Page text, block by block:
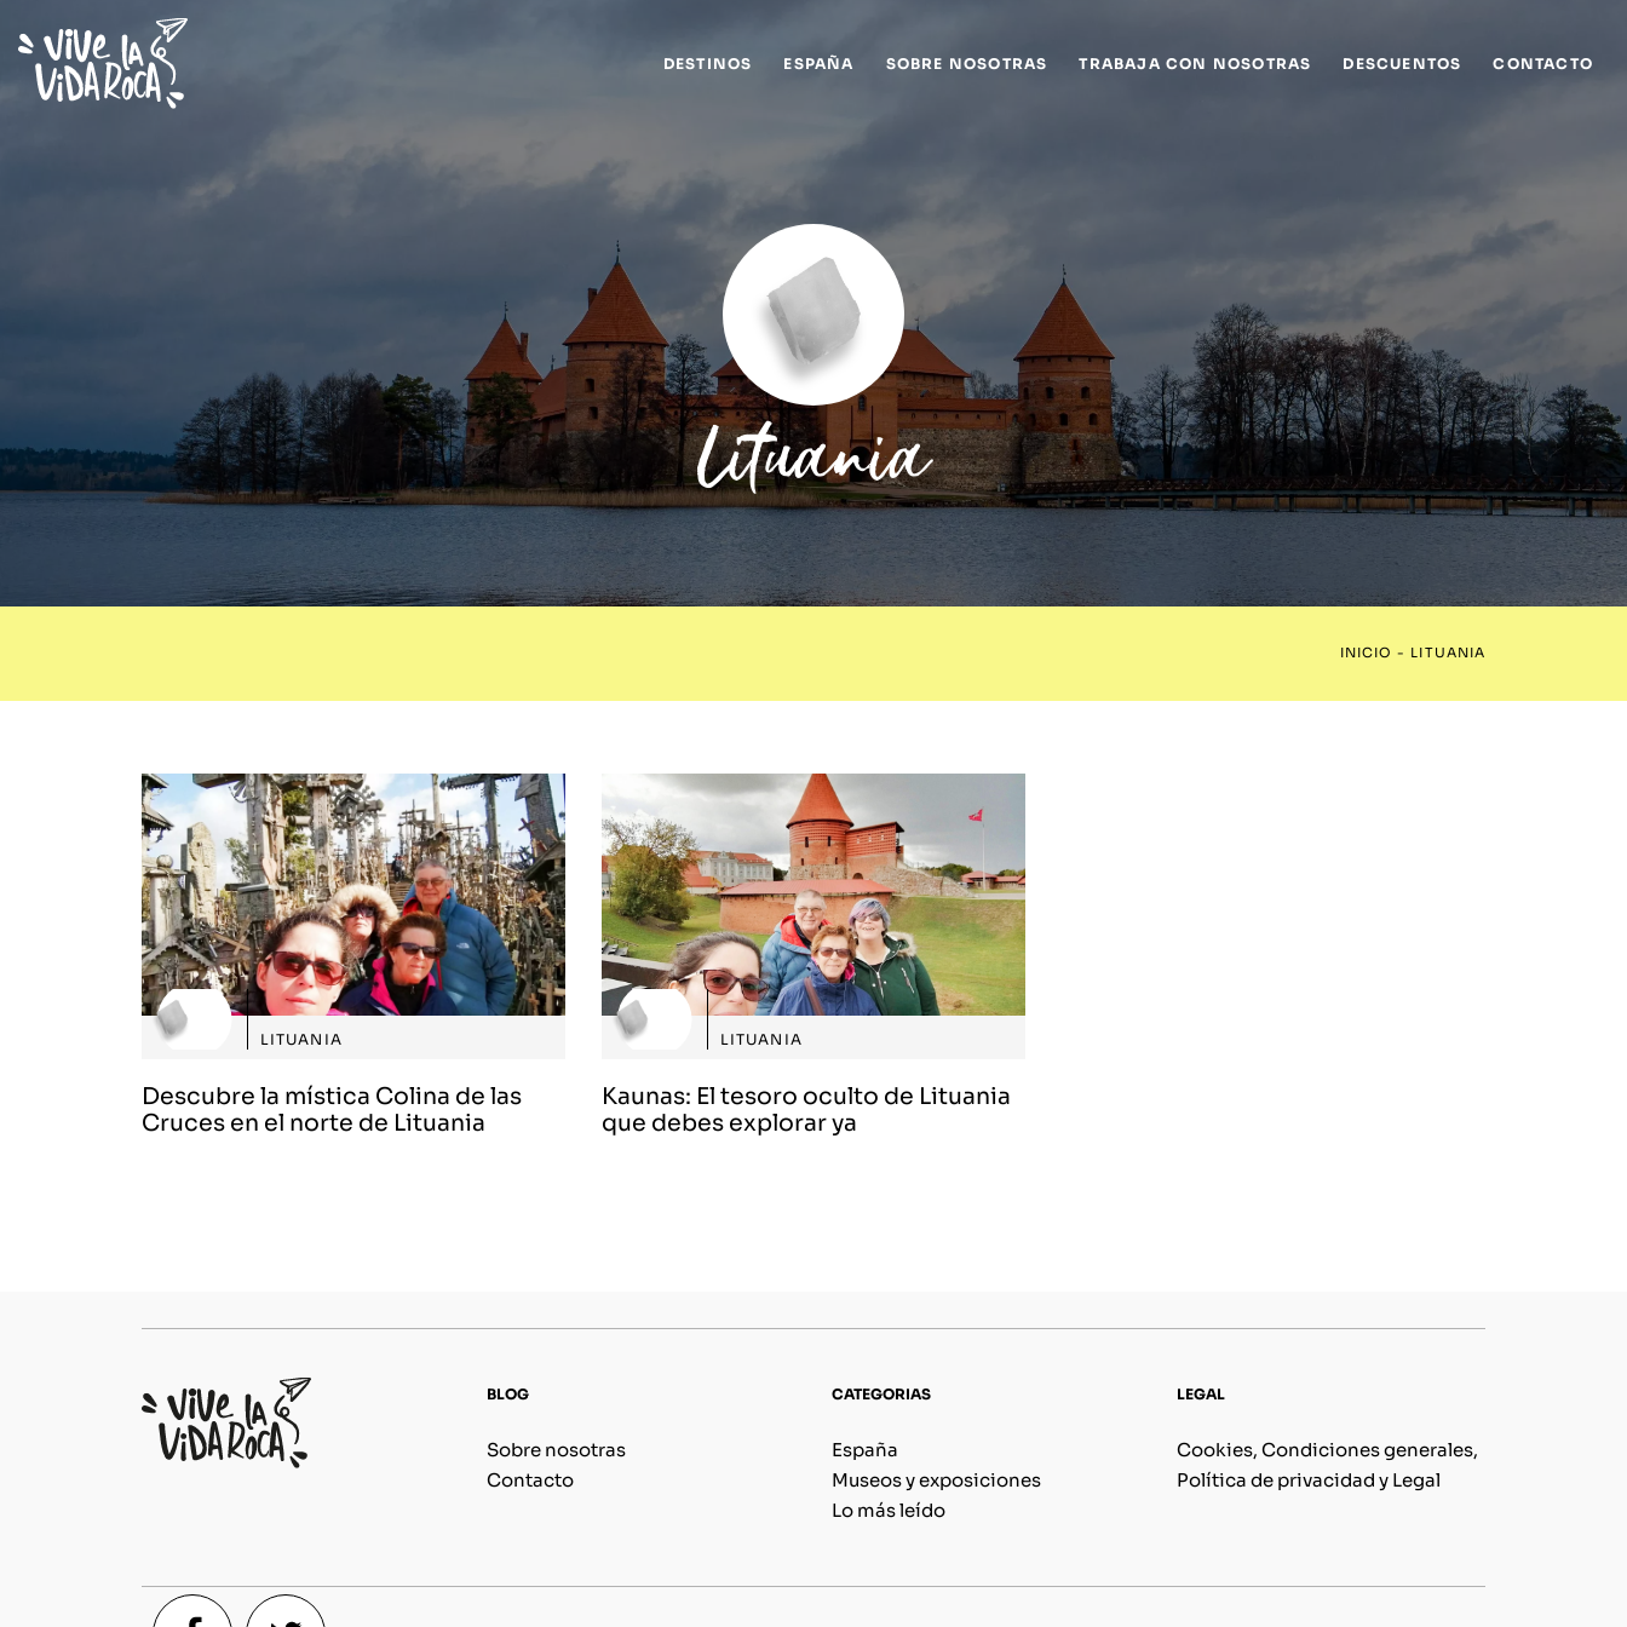
DESTINOS ESPAÑA SOBRE NOSOTRAS TRABAJA CON NOSOTRAS DESCUENTOS CONTACTO
Lituania
INICIO - LITUANIA
LITUANIA
Descubre la mística Colina de las
Cruces en el norte de Lituania
LITUANIA
Kaunas: El tesoro oculto de Lituania
que debes explorar ya
BLOG
Sobre nosotras
Contacto
CATEGORIAS
España
Museos y exposiciones
Lo más leído
LEGAL
Cookies, Condiciones generales,
Política de privacidad y Legal